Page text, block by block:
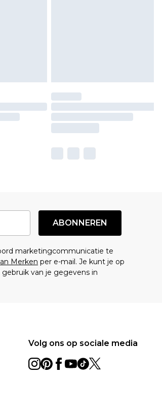
ABONNEREN
marketingcommunicatie te
Merken per e-mail. Je kunt je op
van je gegevens in
Volg ons op sociale media